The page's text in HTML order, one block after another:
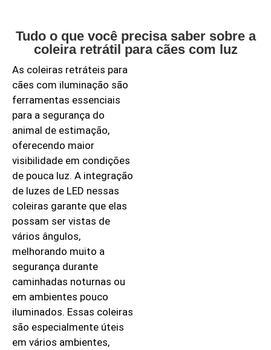
Tudo o que você precisa saber sobre a
coleira retrátil para cães com luz
As coleiras retráteis para
cães com iluminação são
ferramentas essenciais
para a segurança do
animal de estimação,
oferecendo maior
visibilidade em condições
de pouca luz. A integração
de luzes de LED nessas
coleiras garante que elas
possam ser vistas de
vários ângulos,
melhorando muito a
segurança durante
caminhadas noturnas ou
em ambientes pouco
iluminados. Essas coleiras
são especialmente úteis
em vários ambientes,